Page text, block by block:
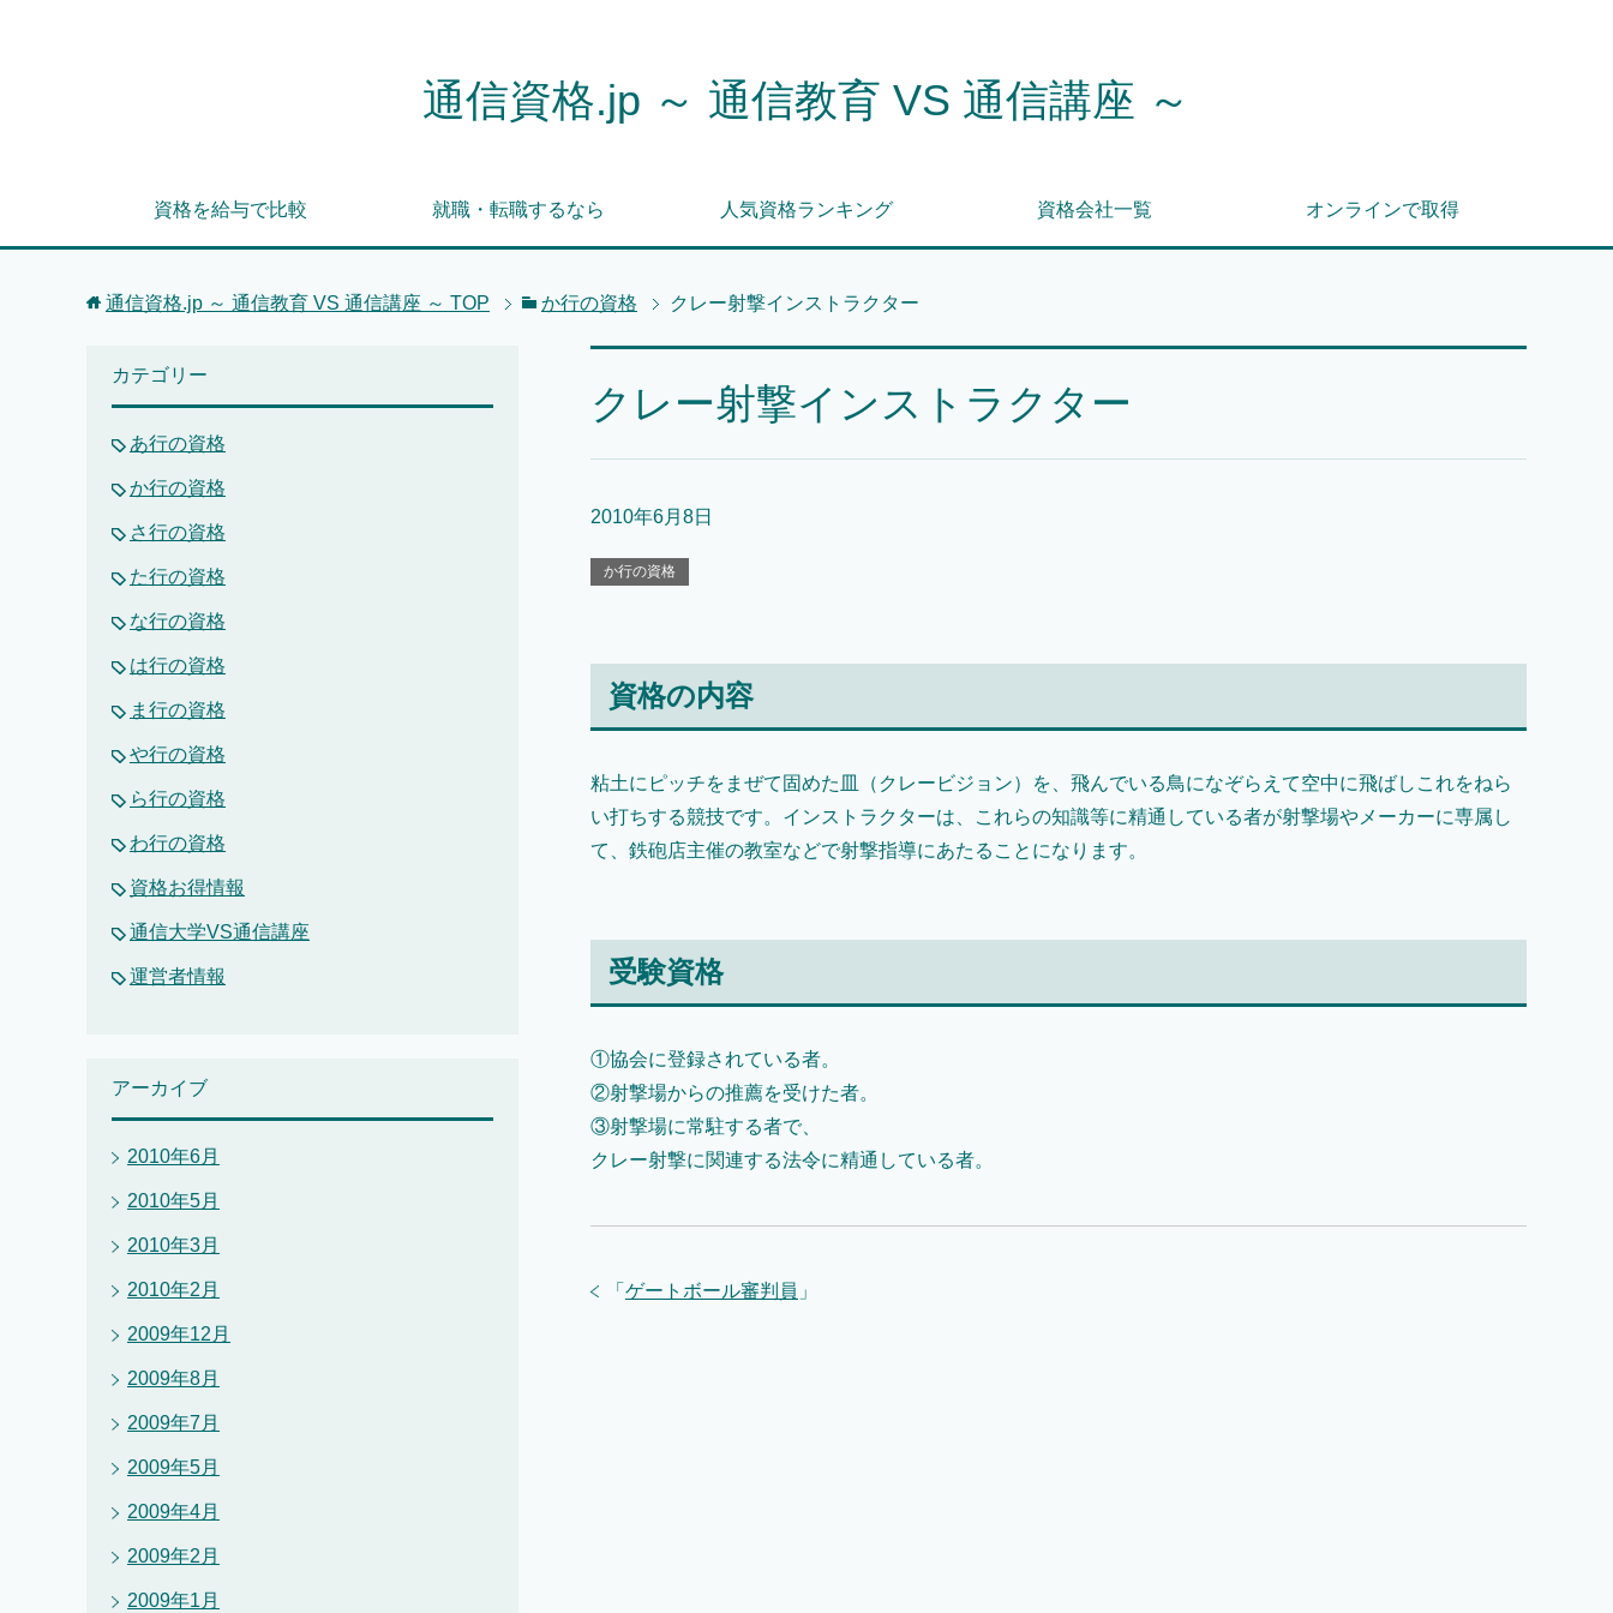
通信資格.jp ～ 通信教育 VS 通信講座 ～
資格を給与で比較 就職・転職するなら 人気資格ランキング 資格会社一覧 オンラインで取得
通信資格.jp ～ 通信教育 VS 通信講座 ～ TOP か行の資格 クレー射撃インストラクター
クレー射撃インストラクター
2010年6月8日
か行の資格
資格の内容
粘土にピッチをまぜて固めた皿（クレービジョン）を、飛んでいる鳥になぞらえて空中に飛ばしこれをねら
い打ちする競技です。インストラクターは、これらの知識等に精通している者が射撃場やメーカーに専属し
て、鉄砲店主催の教室などで射撃指導にあたることになります。
受験資格
①協会に登録されている者。
②射撃場からの推薦を受けた者。
③射撃場に常駐する者で、
クレー射撃に関連する法令に精通している者。
「 ゲートボール審判員 」
カテゴリー
あ行の資格
か行の資格
さ行の資格
た行の資格
な行の資格
は行の資格
ま行の資格
や行の資格
ら行の資格
わ行の資格
資格お得情報
通信大学VS通信講座
運営者情報
アーカイブ
2010年6月
2010年5月
2010年3月
2010年2月
2009年12月
2009年8月
2009年7月
2009年5月
2009年4月
2009年2月
2009年1月